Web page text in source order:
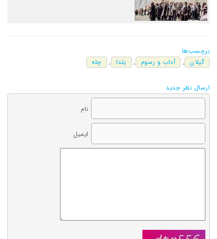
برچسب‌ها
گیلان , آداب و رسوم , یلدا , چله
ارسال نظر جدید
نام
ایمیل